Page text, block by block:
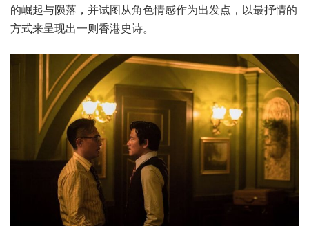
的崛起与陨落，并试图从角色情感作为出发点，以最抒情的
方式来呈现出一则香港史诗。